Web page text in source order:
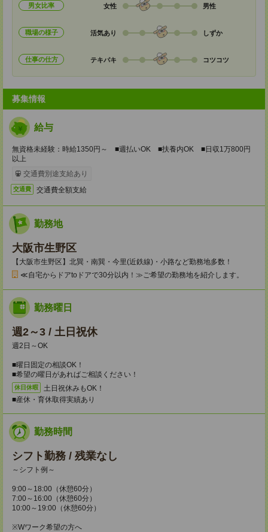
男女比率 女性 男性
職場の様子 活気あり しずか
仕事の仕方 テキパキ コツコツ
募集情報
給与
無資格未経験：時給1350円～ ■週払いOK ■扶養内OK ■日収1万800円
以上
交通費別途支給あり
交通費 交通費全額支給
勤務地
大阪市生野区
【大阪市生野区】北巽・南巽・今里(近鉄線)・小路など勤務地多数！
≪自宅からドアtoドアで30分以内！≫ご希望の勤務地を紹介します。
勤務曜日
週2～3 / 土日祝休
週2日～OK
■曜日固定の相談OK！
■希望の曜日があればご相談ください！
休日休暇
土日祝休みもOK！
■産休・育休取得実績あり
勤務時間
シフト勤務 / 残業なし
～シフト例～
9:00～18:00（休憩60分）
7:00～16:00（休憩60分）
10:00～19:00（休憩60分）
※Wワーク希望の方へ